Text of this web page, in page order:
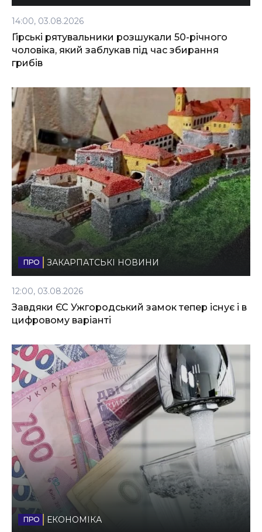
14:00, 03.08.2026
Гірські рятувальники розшукали 50-річного
чоловіка, який заблукав під час збирання
грибів
ЗАКАРПАТСЬКІ НОВИНИ
12:00, 03.08.2026
Завдяки ЄС Ужгородський замок тепер існує і в
цифровому варіанті
ЕКОНОМІКА